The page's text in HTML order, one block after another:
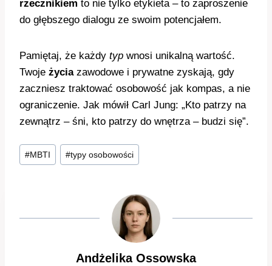
rzecznikiem to nie tylko etykieta – to zaproszenie
do głębszego dialogu ze swoim potencjałem.
Pamiętaj, że każdy typ wnosi unikalną wartość.
Twoje życiazawodowe i prywatne zyskają, gdy
zaczniesz traktować osobowość jak kompas, a nie
ograniczenie. Jak mówił Carl Jung: „Kto patrzy na
zewnątrz – śni, kto patrzy do wnętrza – budzi się”.
Tagi
wpisu:
#MBTI #typy osobowości
Andżelika Ossowska